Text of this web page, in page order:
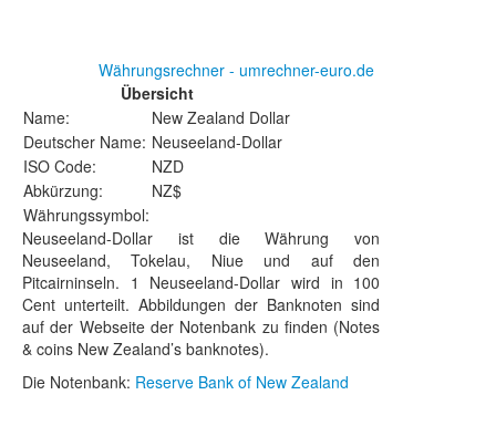
Währungsrechner - umrechner-euro.de
Übersicht
Name:
New Zealand Dollar
Deutscher Name: Neuseeland-Dollar
ISO Code:
NZD
Abkürzung:
NZ$
Währungssymbol:
Neuseeland-Dollar ist die Währung von
Neuseeland, Tokelau, Niue und auf den
Pitcairninseln. 1 Neuseeland-Dollar wird in 100
Cent unterteilt. Abbildungen der Banknoten sind
auf der Webseite der Notenbank zu finden (Notes
& coins New Zealand’s banknotes).
Die Notenbank: Reserve Bank of New Zealand